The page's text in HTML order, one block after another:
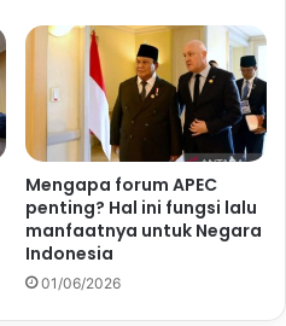
Mengapa forum APEC
penting? Hal ini fungsi lalu
manfaatnya untuk Negara
Indonesia
01/06/2026